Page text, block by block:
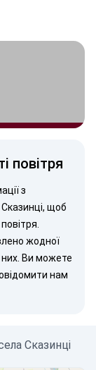
повітря
з
щоб
жодної
них. Ви можете
нам
Сказинці